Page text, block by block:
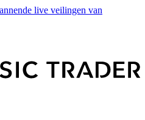
live veilingen van